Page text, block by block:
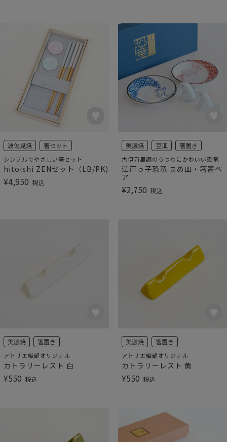
波佐見焼 箸セット
シンプルでやさしい箸セット
hitoishi ZENセット（LB/PK)
¥4,950 税込
美濃焼 豆皿 箸置き
古伊万里調のうつわにかわいい恐竜
江戸っ子恐竜 まめ皿・箸置ペ
ア
¥2,750 税込
美濃焼 箸置き
アトリエ織部オリジナル
カトラリーレスト 白
¥550 税込
美濃焼 箸置き
アトリエ織部オリジナル
カトラリーレスト 黄
¥550 税込